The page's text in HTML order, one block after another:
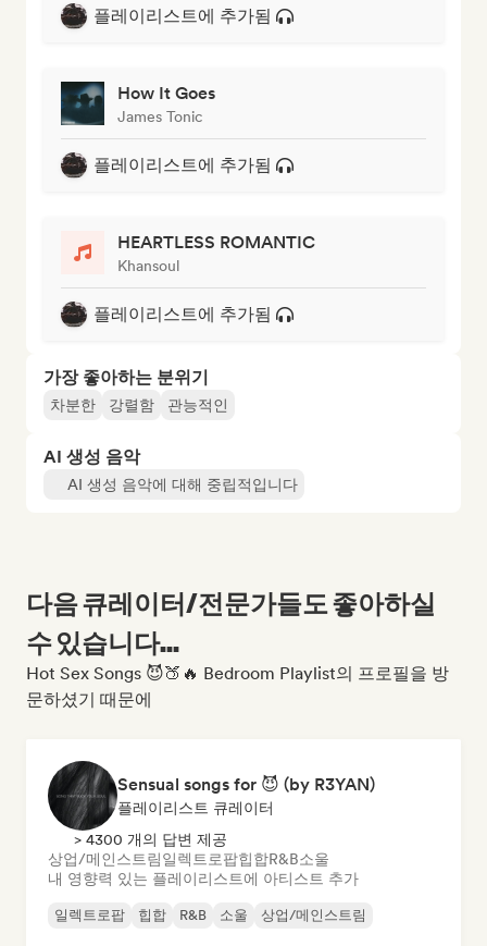
플레이리스트에 추가됨
How It Goes
James Tonic
플레이리스트에 추가됨
HEARTLESS ROMANTIC
Khansoul
플레이리스트에 추가됨
가장 좋아하는 분위기
차분한 강렬함 관능적인
AI 생성 음악
AI 생성 음악에 대해 중립적입니다
다음 큐레이터/전문가들도 좋아하실
수 있습니다...
Hot Sex Songs 😈🍑🔥 Bedroom Playlist의 프로필을 방
문하셨기 때문에
Sensual songs for 😈 (by R3YAN)
플레이리스트 큐레이터
> 4300 개의 답변 제공
상업/메인스트림일렉트로팝힙합R&B소울
내 영향력 있는 플레이리스트에 아티스트 추가
일렉트로팝 힙합 R&B 소울 상업/메인스트림